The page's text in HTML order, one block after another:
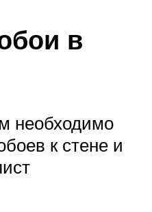
в
необходимо
к стене и